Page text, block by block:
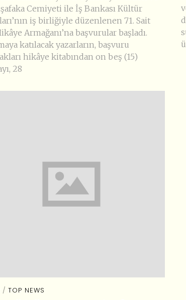
Cemiyeti ile İş Bankası Kültür
iş birliğiyle düzenlenen 71. Sait
Armağanı’na başvurular başladı.
katılacak yazarların, başvuru
hikâye kitabından on beş (15)
28
/ TOP NEWS